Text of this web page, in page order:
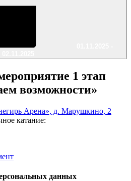
1 этап
возможности»
Арена», д. Марушкино, 2
катание:
данных